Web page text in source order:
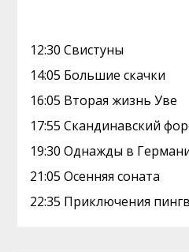
12:30 Свистуны
14:05 Большие скачки
16:05 Вторая жизнь Уве
17:55 Скандинавский
19:30 Однажды в
21:05 Осенняя соната
22:35 Приключения